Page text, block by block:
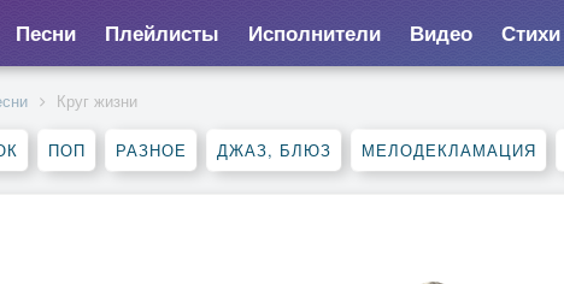
Песни Плейлисты Исполнители Видео Стихи
Круг жизни
ПОП РАЗНОЕ ДЖАЗ, БЛЮЗ МЕЛОДЕКЛАМАЦИЯ